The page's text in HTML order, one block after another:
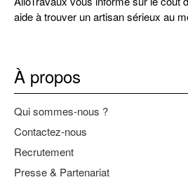
aide à trouver un artisan sérieux au
À propos
Qui sommes-nous ?
Contactez-nous
Recrutement
Presse & Partenariat